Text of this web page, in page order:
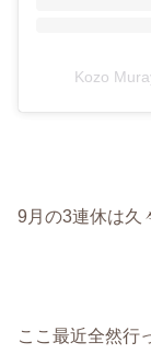
Kozo
9月の3連休は久
ここ最近全然行